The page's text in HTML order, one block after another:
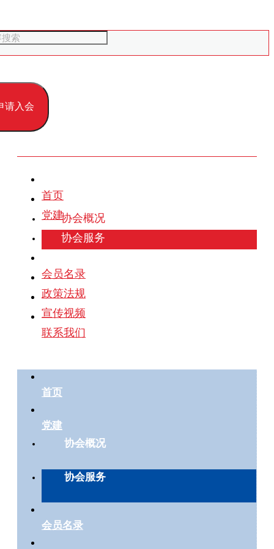
请入会
首页
党建协会概况
协会服务
会员名录
政策法规
宣传视频
联系我们
首页
党建
协会概况
协会服务
会员名录